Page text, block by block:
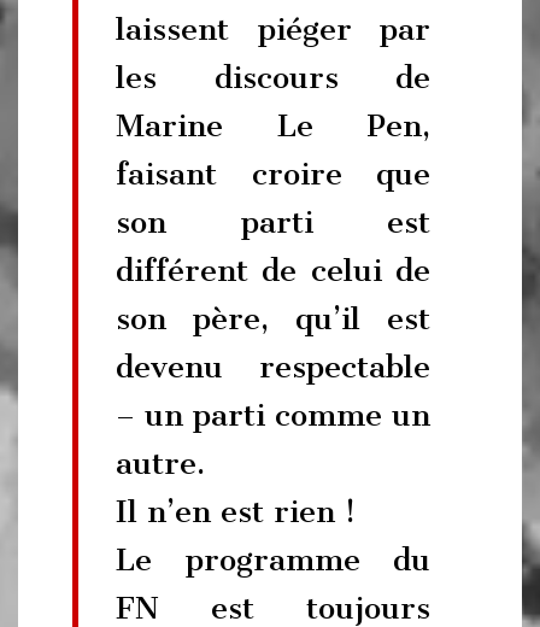
laissent piéger par
les discours de
Marine Le Pen,
faisant croire que
son parti est
différent de celui de
son père, qu’il est
devenu respectable
– un parti comme un
autre.
Il n’en est rien !
Le programme du
FN est toujours